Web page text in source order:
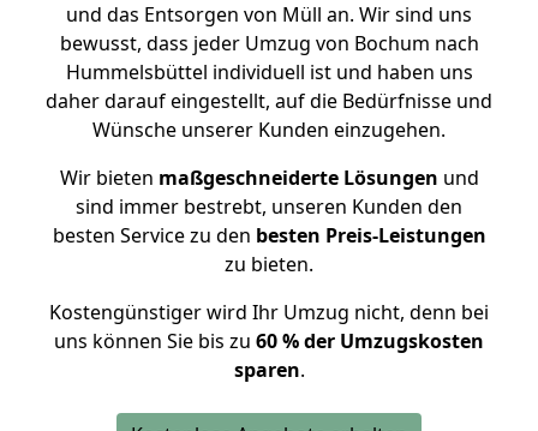
und das Entsorgen von Müll an. Wir sind uns
bewusst, dass jeder Umzug von Bochum nach
Hummelsbüttel individuell ist und haben uns
daher darauf eingestellt, auf die Bedürfnisse und
Wünsche unserer Kunden einzugehen.
Wir bieten maßgeschneiderte Lösungen und
sind immer bestrebt, unseren Kunden den
besten Service zu den besten Preis-Leistungen
zu bieten.
Kostengünstiger wird Ihr Umzug nicht, denn bei
uns können Sie bis zu 60 % der Umzugskosten
sparen.